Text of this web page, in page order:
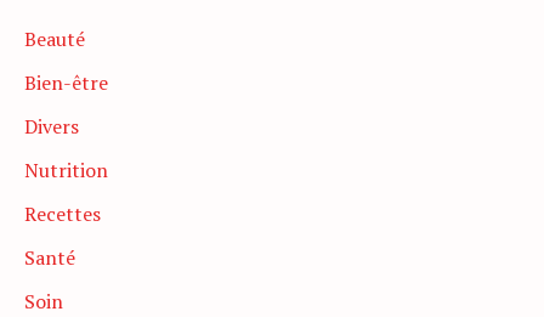
Beauté
Bien-être
Divers
Nutrition
Recettes
Santé
Soin